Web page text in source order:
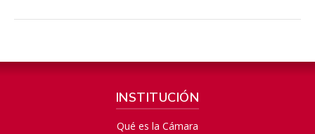
INSTITUCIÓN
Qué es la Cámara